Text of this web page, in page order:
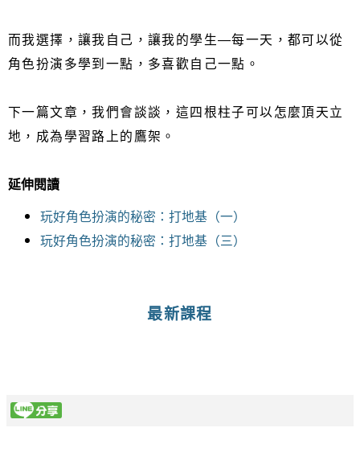
而我選擇，讓我自己，讓我的學生—每一天，都可以從
角色扮演多學到一點，多喜歡自己一點。
下一篇文章，我們會談談，這四根柱子可以怎麼頂天立
地，成為學習路上的鷹架。
延伸閱讀
玩好角色扮演的秘密：打地基（一）
玩好角色扮演的秘密：打地基（三）
最新課程